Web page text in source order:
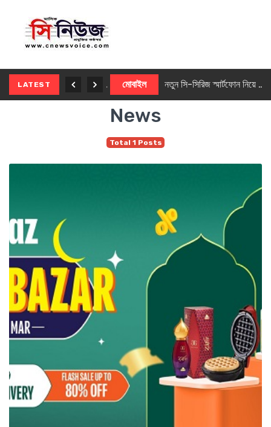
LATEST মোবাইল নতুন সি-সিরিজ স্মার্টফোন নিয়ে আসছে রিয়েলমি
News
Total 1 Posts